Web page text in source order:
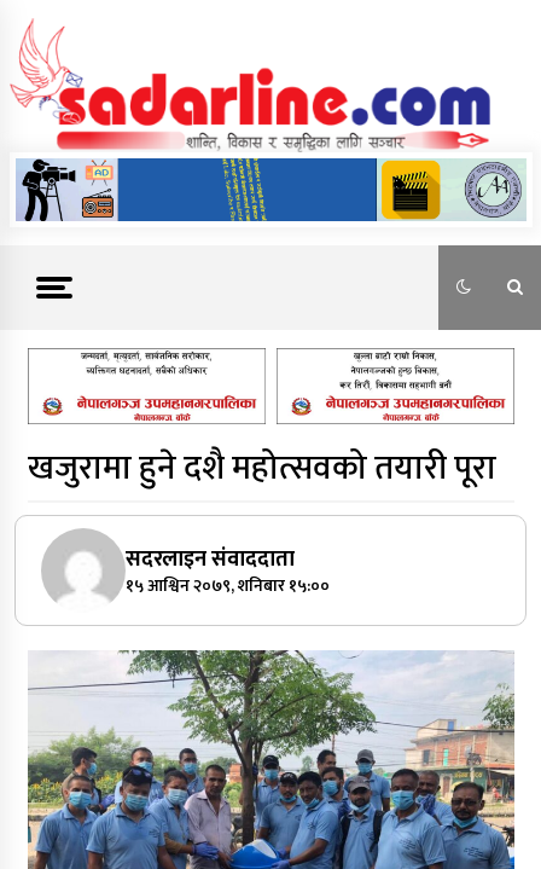
content
News For Nepal
खजुरामा हुने दशै महोत्सवको तयारी पूरा
सदरलाइन संवाददाता
१५ आश्विन २०७९, शनिबार १५:००